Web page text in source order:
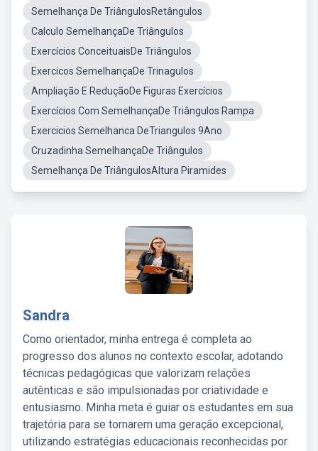
Semelhança De TriângulosRetângulos
Calculo SemelhançaDe Triângulos
Exercícios ConceituaisDe Triângulos
Exercicos SemelhançaDe Trinagulos
Ampliação E ReduçãoDe Figuras Exercícios
Exercícios Com SemelhançaDe Triângulos Rampa
Exercicios Semelhanca DeTriangulos 9Ano
Cruzadinha SemelhançaDe Triângulos
Semelhança De TriângulosAltura Piramides
Sandra
Como orientador, minha entrega é completa ao
progresso dos alunos no contexto escolar, adotando
técnicas pedagógicas que valorizam relações
autênticas e são impulsionadas por criatividade e
entusiasmo. Minha meta é guiar os estudantes em sua
trajetória para se tornarem uma geração excepcional,
utilizando estratégias educacionais reconhecidas por